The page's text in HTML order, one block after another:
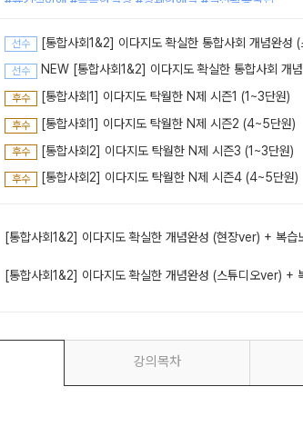
선수 [통합사회1&2] 이다지도 확실한 통합사회 개념완성
선수 NEW [통합사회1&2] 이다지도 확실한 통합사회 개
후수 [통합사회1] 이다지도 탁월한 N제 시즌1 (1~3단원)
후수 [통합사회1] 이다지도 탁월한 N제 시즌2 (4~5단원)
후수 [통합사회2] 이다지도 탁월한 N제 시즌3 (1~3단원)
후수 [통합사회2] 이다지도 탁월한 N제 시즌4 (4~5단원)
[통합사회1&2] 이다지도 확실한 개념완성 (현장ver) + 복습
[통합사회1&2] 이다지도 확실한 개념완성 (스튜디오ver) +
강의목차